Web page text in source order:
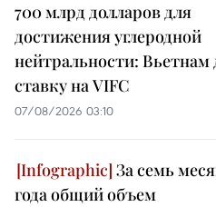
700 млрд долларов для
достижения углеродной
нейтральности: Вьетнам
ставку на VIFC
07/08/2026 03:10
За семь
года общий объем